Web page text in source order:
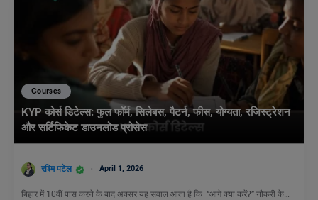
Courses
KYP कोर्स डिटेल्स: फुल फॉर्म, सिलेबस, पैटर्न, फीस, योग्यता, रजिस्ट्रेशन
और सर्टिफिकेट डाउनलोड प्रोसेस
रश्मि पटेल April 1, 2026
बिहार में 10वीं पास करने के बाद अक्सर यह सवाल आता है कि “आगे क्या करें?” नौकरी के…